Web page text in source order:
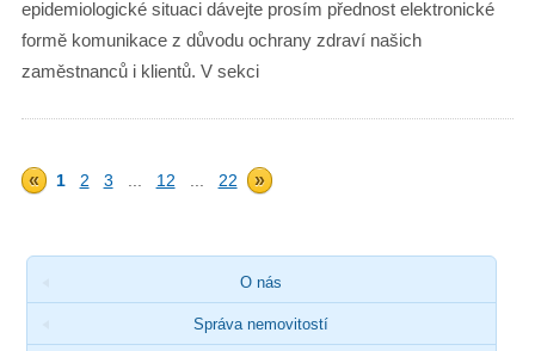
epidemiologické situaci dávejte prosím přednost elektronické
formě komunikace z důvodu ochrany zdraví našich
zaměstnanců i klientů. V sekci
« 1 2 3 ... 12 ... 22 »
O nás
Správa nemovitostí